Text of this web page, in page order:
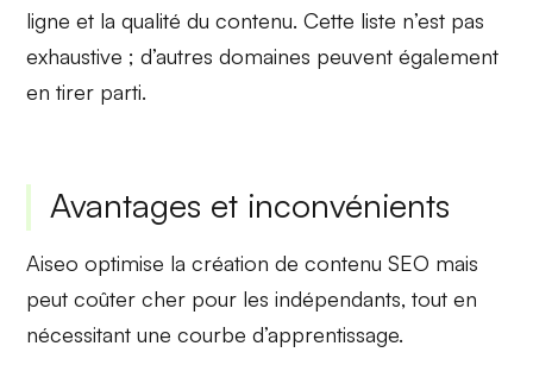
ligne et la qualité du contenu. Cette liste n’est pas
exhaustive ; d’autres domaines peuvent également
en tirer parti.
Avantages et inconvénients
Aiseo optimise la création de contenu SEO mais
peut coûter cher pour les indépendants, tout en
nécessitant une courbe d’apprentissage.